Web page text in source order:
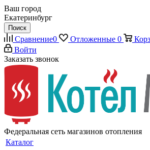
Ваш город
Екатеринбург
Поиск
Сравнение0 Отложенные 0
Войти
Заказать звонок
Федеральная сеть магазинов отопления
Каталог